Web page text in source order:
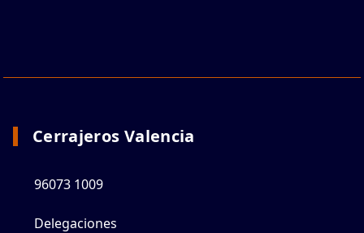
Cerrajeros Valencia
96073 1009
Delegaciones